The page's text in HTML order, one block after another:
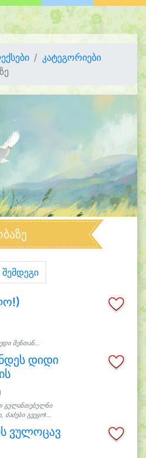
კატეგორიები
შემდეგი
შენთან...
დიდი
გულანთებულნი
ძაძები გვეყო!...
ვულოცავ